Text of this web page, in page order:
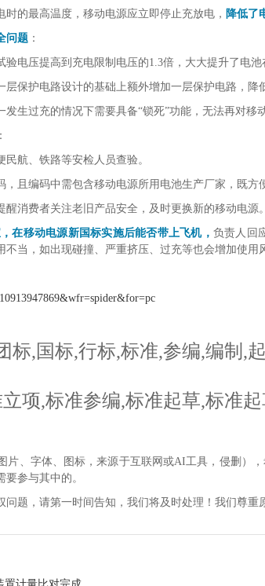
的最高温度，移动电源应立即停止充放电， 降低了
问题 ：
电压提高到充电限制电压的1.3倍，大大提升了电池
保护电路设计的基础上额外增加一层保护电路，降
生过充的情况下需要具备“锁死”功能，无法再对移
航、铁路等安检人员查验。
且编码中需包含移动电源所用电池生产厂家，既方
消费者关注老旧产品安全，及时更换新的移动电源。
在移动电源新国标实施后能否带上飞机， 负责人回
当，如出现碰撞、严重挤压、过充等也会增加使用
标,国标,行标,标准,参编,编制,
项,标准参编,标准起草,标准
片、字体、图标，来源于互联网或AI工具，侵删）
参与其中的。
题，请第一时间告知，我们将及时处理！我们尊